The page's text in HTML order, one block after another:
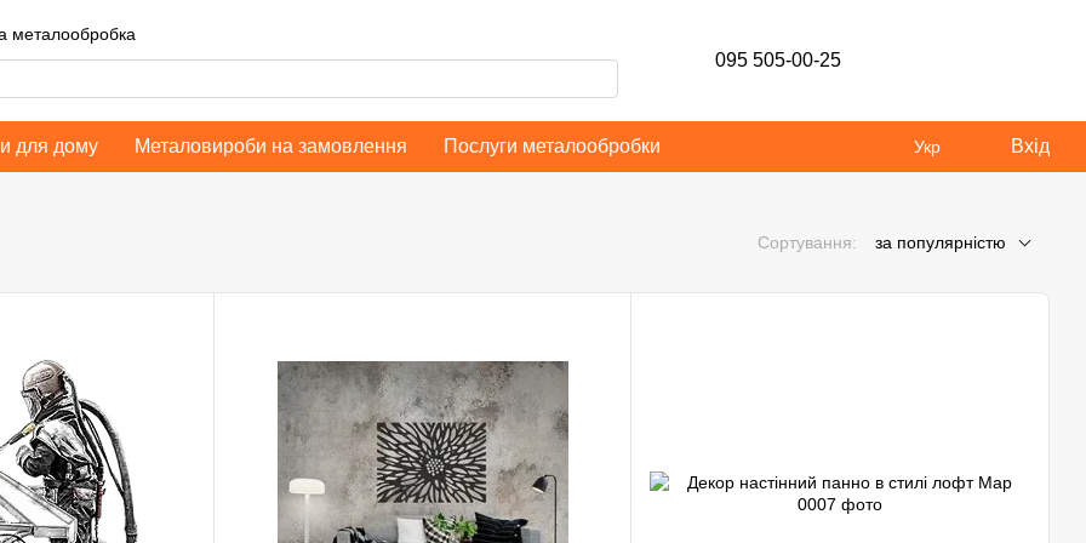
металообробка
095 505-00-25
для дому Металовироби на замовлення Послуги металообробки Укр Вхід
Сортування: за популярністю